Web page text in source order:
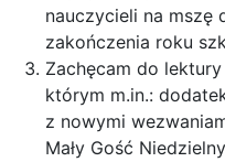
nauczycieli na mszę
zakończenia roku
Zachęcam do
którym m.in.:
z nowymi
Mały Gość